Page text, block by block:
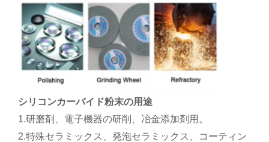
シリコンカーバイド粉末の用途
1.研磨剤、電子機器の研削、冶金添加剤用。
2.特殊セラミックス、発泡セラミックス、コーティン